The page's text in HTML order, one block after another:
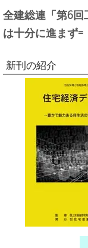
全建総連「第6
は十分に進まず
新刊の紹介